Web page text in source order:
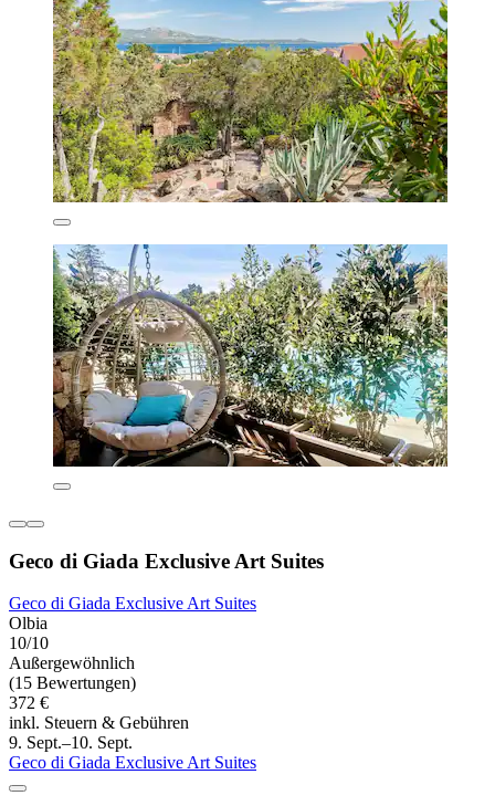
Geco di Giada Exclusive Art Suites
Geco di Giada Exclusive Art Suites
Olbia
10/10
Außergewöhnlich
(15 Bewertungen)
372 €
inkl. Steuern & Gebühren
9. Sept.–10. Sept.
Geco di Giada Exclusive Art Suites